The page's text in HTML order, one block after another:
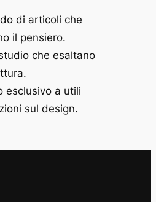
di articoli che
il pensiero.
che esaltano
esclusivo a utili
sul design.